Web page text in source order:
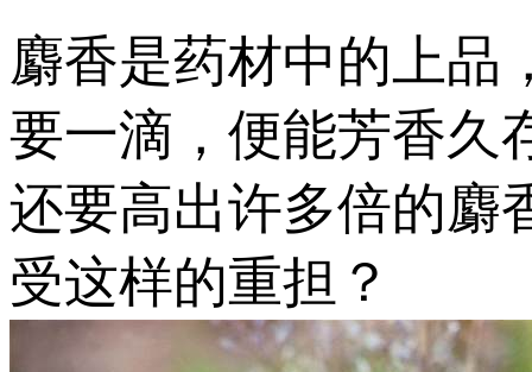
麝香是药材中的上品
要一滴，便能芳香久
还要高出许多倍的麝
受这样的重担？